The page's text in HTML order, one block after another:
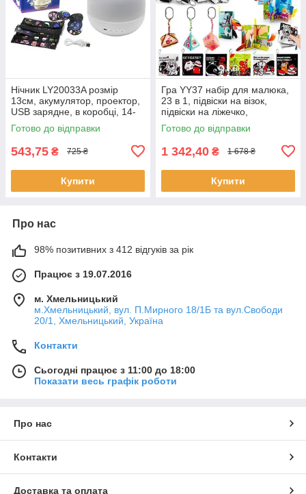
Нічник LY20033A розмір
13см, акумулятор, проектор,
USB зарядне, в коробці, 14-
14,5-14см
Готово до відправки
543,75 ₴ 725 ₴
Купити
Гра YY37 набір для малюка,
23 в 1, підвіски на візок,
підвіски на ліжечко,
брязкальця, книжки, коробка,
34-22,5-15см
Готово до відправки
1 342,40 ₴ 1 678 ₴
Купити
Про нас
98% позитивних з 412 відгуків за рік
Працює з 19.07.2016
м. Хмельницький
м.Хмельницький, вул. П.Мирного 18/1Б та вул.Свободи
20/1, Хмельницький, Україна
Контакти
Сьогодні працює з 11:00 до 18:00
Показати весь графік роботи
Про нас
Контакти
Доставка та оплата